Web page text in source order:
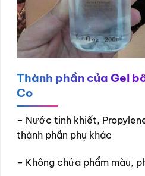
Thành phần của Gel
Co
– Nước tinh khiết,
thành phần phụ khác
– Không chứa phẩm màu,